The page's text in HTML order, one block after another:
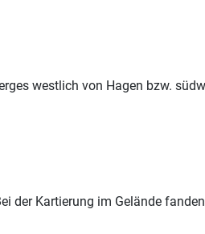
westlich von Hagen bzw.
der Kartierung im Gelände